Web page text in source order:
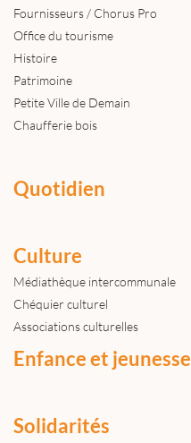
Fournisseurs / Chorus Pro
Office du tourisme
Histoire
Patrimoine
Petite Ville de Demain
Chaufferie bois
Quotidien
Culture
Médiathèque intercommunale
Chéquier culturel
Associations culturelles
Enfance et jeunesse
Solidarités